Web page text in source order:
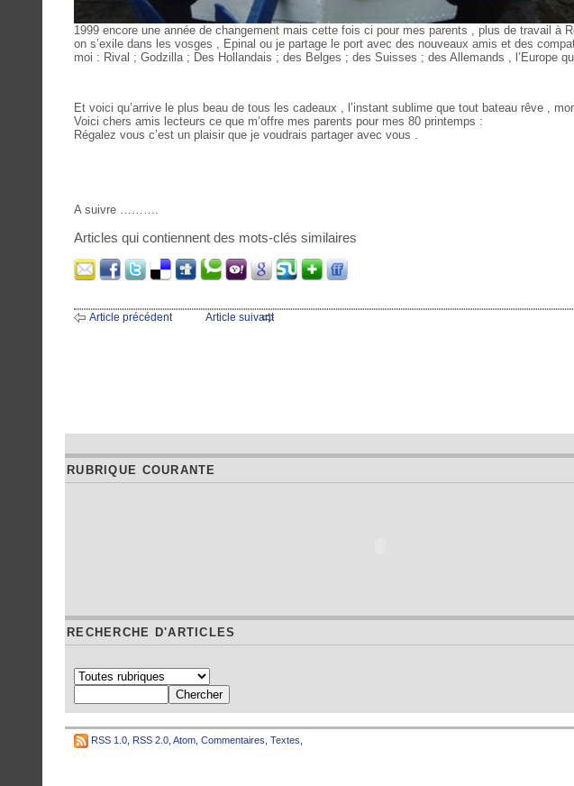
1999 encore une année de changement mais cette fois ci pour mes parents , plus de travail à
on s’exile dans les vosges , Epinal ou je partage le port avec des nouveaux amis et des
moi : Rival ; Godzilla ; Des Hollandais ; des Belges ; des Suisses ; des Allemands , l’Europe
Et voici qu’arrive le plus beau de tous les cadeaux , l’instant sublime que tout bateau rêve ,
Voici chers amis lecteurs ce que m’offre mes parents pour mes 80 printemps :
Régalez vous c’est un plaisir que je voudrais partager avec vous .
A suivre ……….
Articles qui contiennent des mots-clés similaires
Article précédent Article suivant
RUBRIQUE COURANTE
RECHERCHE D'ARTICLES
RSS 1.0 RSS 2.0 Atom Commentaires Textes